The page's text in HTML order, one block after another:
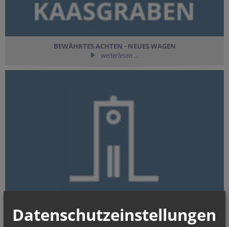
BEWÄHRTES ACHTEN - NEUES WAGEN
weiterlesen ...
Datenschutzeinstellungen